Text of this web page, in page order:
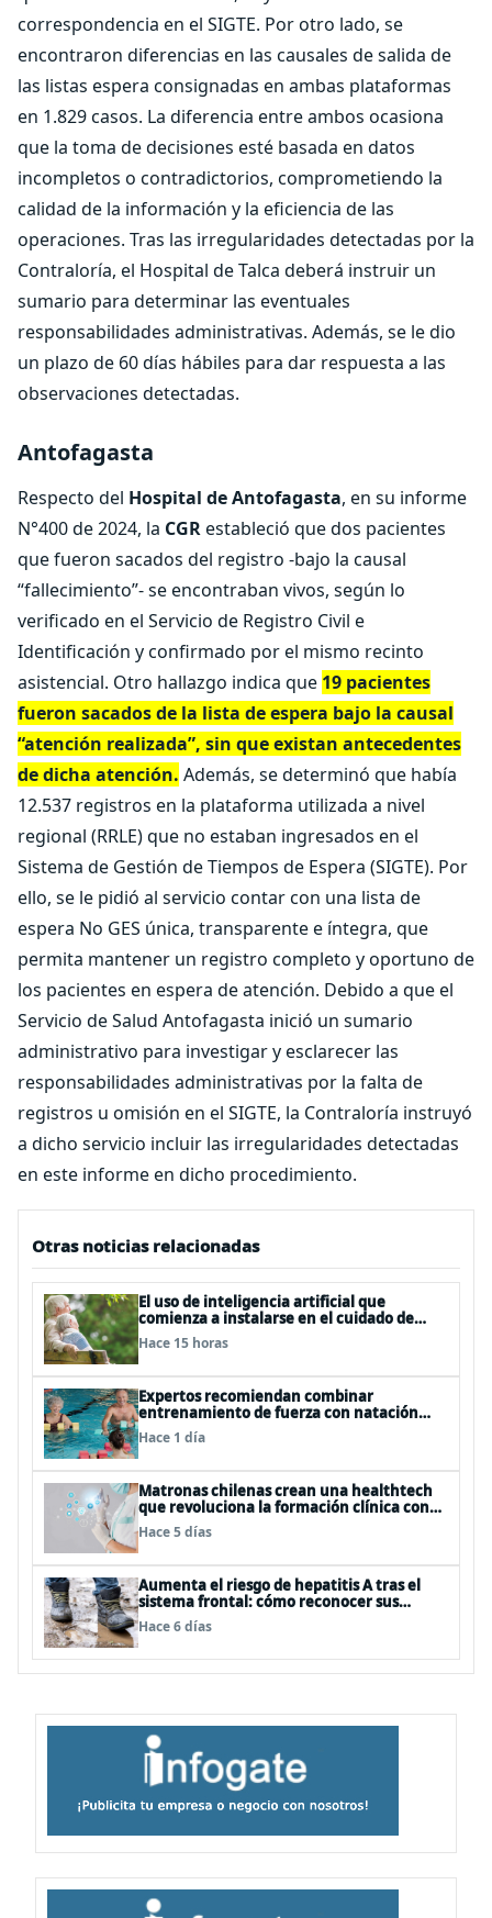
correspondencia en el SIGTE. Por otro lado, se
encontraron diferencias en las causales de salida de
las listas espera consignadas en ambas plataformas
en 1.829 casos. La diferencia entre ambos ocasiona
que la toma de decisiones esté basada en datos
incompletos o contradictorios, comprometiendo la
calidad de la información y la eficiencia de las
operaciones. Tras las irregularidades detectadas por la
Contraloría, el Hospital de Talca deberá instruir un
sumario para determinar las eventuales
responsabilidades administrativas. Además, se le dio
un plazo de 60 días hábiles para dar respuesta a las
observaciones detectadas.
Antofagasta
Respecto del Hospital de Antofagasta, en su informe
N°400 de 2024, la CGRestableció que dos pacientes
que fueron sacados del registro -bajo la causal
“fallecimiento”- se encontraban vivos, según lo
verificado en el Servicio de Registro Civil e
Identificación y confirmado por el mismo recinto
asistencial. Otro hallazgo indica que 19 pacientes
fueron sacados de la lista de espera bajo la causal
“atención realizada”, sin que existan antecedentes
de dicha atención. Además, se determinó que había
12.537 registros en la plataforma utilizada a nivel
regional (RRLE) que no estaban ingresados en el
Sistema de Gestión de Tiempos de Espera (SIGTE). Por
ello, se le pidió al servicio contar con una lista de
espera No GES única, transparente e íntegra, que
permita mantener un registro completo y oportuno de
los pacientes en espera de atención. Debido a que el
Servicio de Salud Antofagasta inició un sumario
administrativo para investigar y esclarecer las
responsabilidades administrativas por la falta de
registros u omisión en el SIGTE, la Contraloría instruyó
a dicho servicio incluir las irregularidades detectadas
en este informe en dicho procedimiento.
Otras noticias relacionadas
El uso de inteligencia artificial que
comienza a instalarse en el cuidado de
personas mayores
Hace 15 horas
Expertos recomiendan combinar
entrenamiento de fuerza con natación
para fortalecer la salud
Hace 1 día
Matronas chilenas crean una healthtech
que revoluciona la formación clínica con
simuladores inteligentes
Hace 5 días
Aumenta el riesgo de hepatitis A tras el
sistema frontal: cómo reconocer sus
síntomas y evitar el contagio
Hace 6 días